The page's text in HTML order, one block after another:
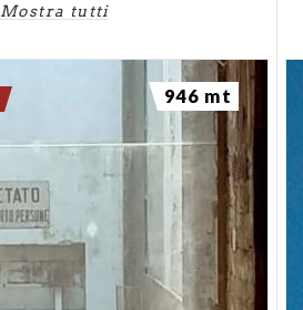
Mostra tutti
946 mt